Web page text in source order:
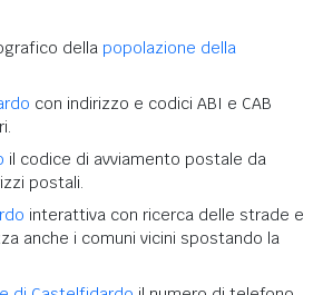
della popolazione della
con indirizzo e codici ABI e CAB
il codice di avviamento postale da
postali.
interattiva con ricerca delle strade e
anche i comuni vicini spostando la